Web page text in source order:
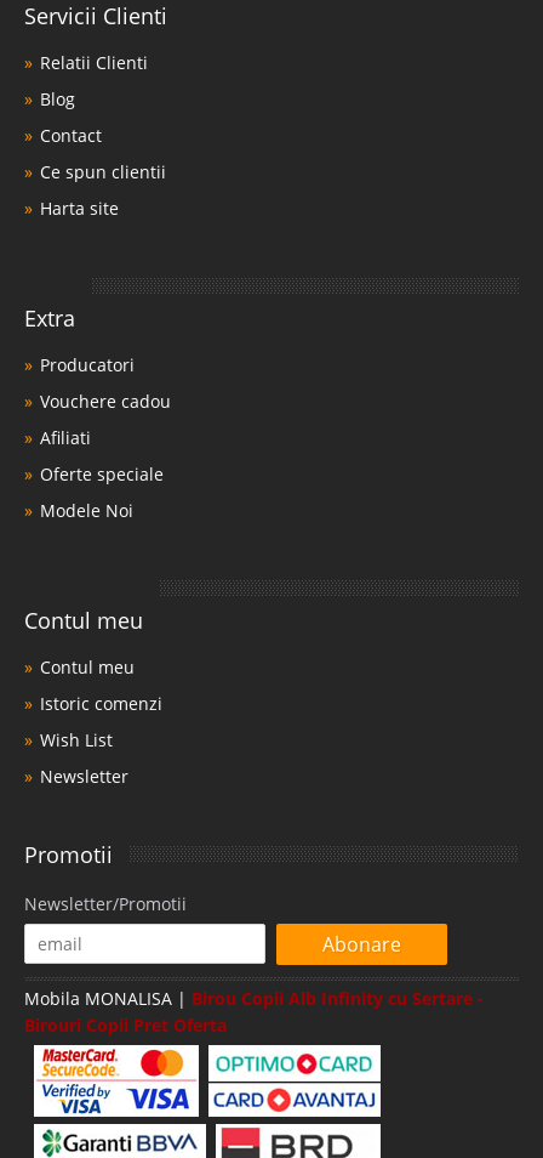
Servicii Clienti
Relatii Clienti
Blog
Contact
Ce spun clientii
Harta site
Extra
Producatori
Vouchere cadou
Afiliati
Oferte speciale
Modele Noi
Contul meu
Contul meu
Istoric comenzi
Wish List
Newsletter
Promotii
Newsletter/Promotii
Abonare
Mobila MONALISA | Birou Copii Alb Infinity cu Sertare -
Birouri Copii Pret Oferta